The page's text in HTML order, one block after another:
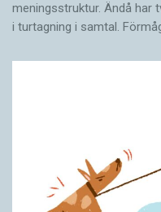
meningsstruktur. Ändå har
i turtagning i samtal.